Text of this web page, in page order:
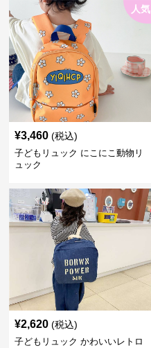
人気
¥3,460 (税込)
子どもリュック にこにこ動物リ
ュック
¥2,620 (税込)
子どもリュック かわいいレトロ